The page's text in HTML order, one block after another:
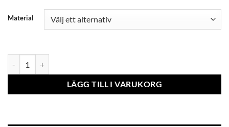
Material
LÄGG TILL I VARUKORG